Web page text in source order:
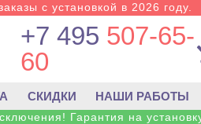
с установкой в 2026 году.
+7 495 507-65-
60
СКИДКИ НАШИ РАБОТЫ
Гарантия на